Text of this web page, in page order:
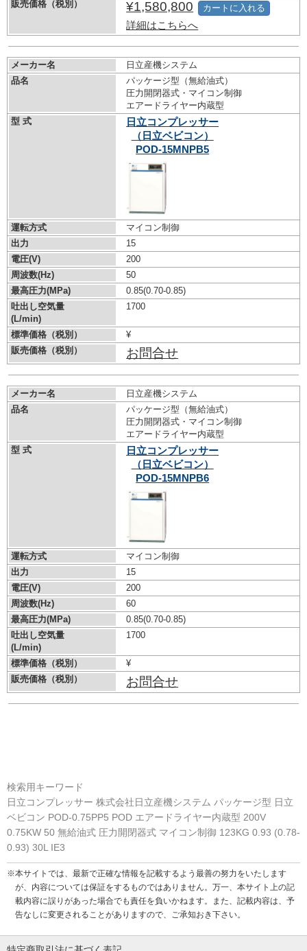
販売価格（税別）
¥1,580,800
詳細はこちらへ
カートに入れる
メーカー名
日立産機システム
品名
パッケージ型（無給油式）
圧力開閉器式・マイコン制御
エアードライヤー内蔵型
型 式
日立コンプレッサー
（日立ベビコン）
POD-15MNPB5
運転方式
マイコン制御
出力
15
電圧(V)
200
周波数(Hz)
50
最高圧力(MPa)
0.85(0.70-0.85)
吐出し空気量
(L/min)
1700
標準価格（税別）
¥
販売価格（税別）
お問合せ
メーカー名
日立産機システム
品名
パッケージ型（無給油式）
圧力開閉器式・マイコン制御
エアードライヤー内蔵型
型 式
日立コンプレッサー
（日立ベビコン）
POD-15MNPB6
運転方式
マイコン制御
出力
15
電圧(V)
200
周波数(Hz)
60
最高圧力(MPa)
0.85(0.70-0.85)
吐出し空気量
(L/min)
1700
標準価格（税別）
¥
販売価格（税別）
お問合せ
検索用キーワード
日立コンプレッサー 株式会社日立産機システム パッケージ型 日立
ベビコン POD-0.75PP5 POD エアードライヤー内蔵型 200V
0.75KW 50 無給油式 圧力開閉器式 マイコン制御 123KG 0.93 (0.78-
0.93) 30L IE3
※本サイトでは、最新で正確な情報を記載するよう最善の努力をいたします
が、内容については保証をするものではありません。万一、本サイト上の記
載内容に誤りがあった場合でも責任を負いかねます。また、記載内容は、予
告なしに変更されることがありますので、ご承知おき下さい。